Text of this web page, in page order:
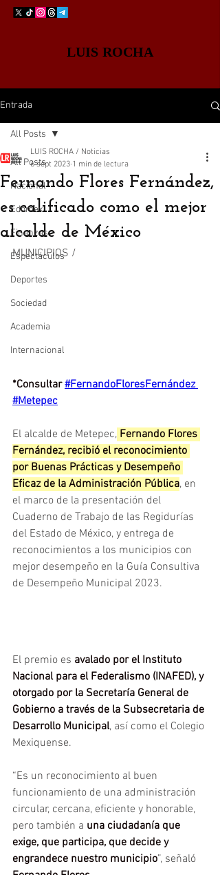
LUIS ROCHA
Entrada
All Posts
Nacional
Edomex
Finanzas
Espectáculos
Deportes
Sociedad
Academia
Internacional
All Posts
Fernando Flores Fernández,
es calificado como el mejor
alcalde de México
LUIS ROCHA / Noticias
6 sept 2023 1 min de lectura
MUNICIPIOS /
*Consultar #FernandoFloresFernández
#Metepec
El alcalde de Metepec, Fernando Flores
Fernández, recibió el reconocimiento
por Buenas Prácticas y Desempeño
Eficaz de la Administración Pública, en
el marco de la presentación del
Cuaderno de Trabajo de las Regidurías
del Estado de México, y entrega de
reconocimientos a los municipios con
mejor desempeño en la Guía Consultiva
de Desempeño Municipal 2023.
El premio es avalado por el Instituto
Nacional para el Federalismo (INAFED), y
otorgado por la Secretaría General de
Gobierno a través de la Subsecretaria de
Desarrollo Municipal, así como el Colegio
Mexiquense.
“Es un reconocimiento al buen
funcionamiento de una administración
circular, cercana, eficiente y honorable,
pero también a una ciudadanía que
exige, que participa, que decide y
engrandece nuestro municipio”, señaló